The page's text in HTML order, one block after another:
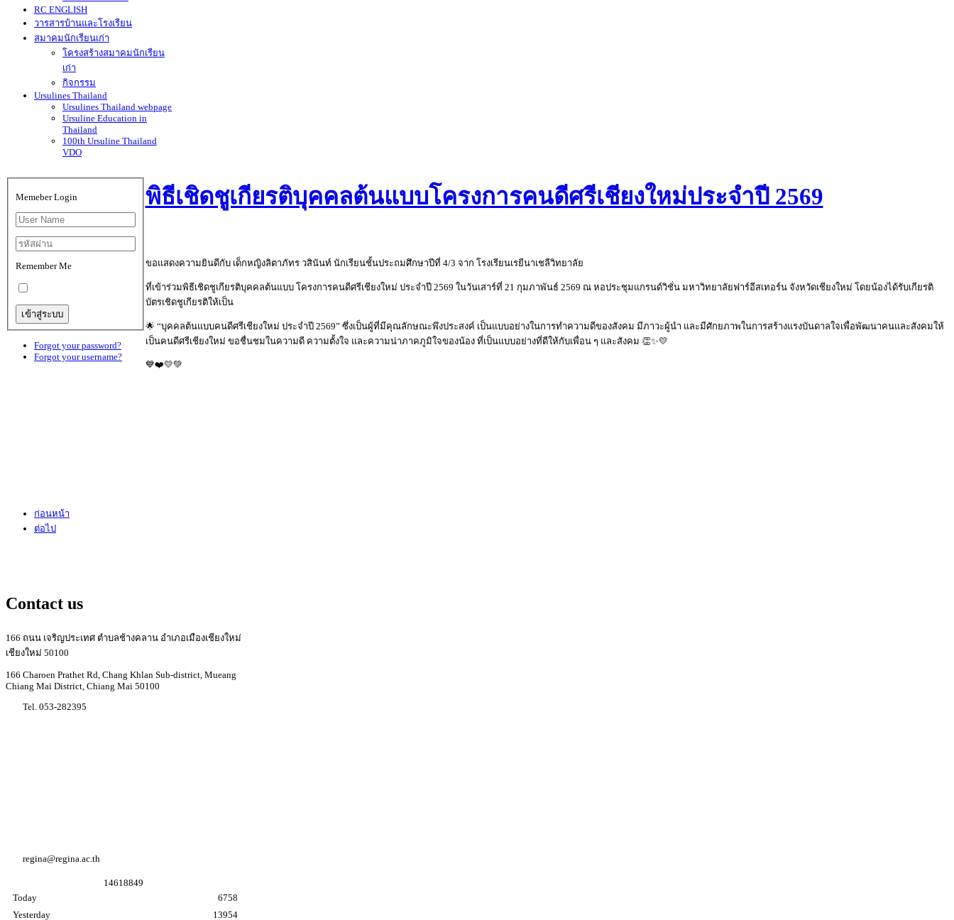
RC ENGLISH
วารสารบ้านและโรงเรียน
สมาคมนักเรียนเก่า
โครงสร้างสมาคมนักเรียน
เก่า
กิจกรรม
Ursulines Thailand
Ursulines Thailand webpage
Ursuline Education in
Thailand
100th Ursuline Thailand
VDO
Memeber Login
Remember Me
Forgot your password?
Forgot your username?
พิธีเชิดชูเกียรติบุคคลต้นแบบโครงการคนดีศรีเชียงใหม่ประจำปี 2569
ขอแสดงความยินดีกับ เด็กหญิงลิตาภัทร วสินันท์ นักเรียนชั้นประถมศึกษาปีที่ 4/3 จาก โรงเรียนเรยีนาเชลีวิทยาลัย
ที่เข้าร่วมพิธีเชิดชูเกียรติบุคคลต้นแบบ โครงการคนดีศรีเชียงใหม่ ประจำปี 2569 ในวันเสาร์ที่ 21 กุมภาพันธ์ 2569 ณ หอประชุมแกรนด์วิชั่น มหาวิทยาลัยฟาร์อีสเทอร์น จังหวัดเชียงใหม่ โดยน้องได้รับเกียรติ
บัตรเชิดชูเกียรติให้เป็น
🌟 “บุคคลต้นแบบคนดีศรีเชียงใหม่ ประจำปี 2569” ซึ่งเป็นผู้ที่มีคุณลักษณะพึงประสงค์ เป็นแบบอย่างในการทำความดีของสังคม มีภาวะผู้นำ และมีศักยภาพในการสร้างแรงบันดาลใจเพื่อพัฒนาคนและสังคมให้
เป็นคนดีศรีเชียงใหม่ ขอชื่นชมในความดี ความตั้งใจ และความน่าภาคภูมิใจของน้อง ที่เป็นแบบอย่างที่ดีให้กับเพื่อน ๆ และสังคม 👏✨💛
💙❤️💛💚
ก่อนหน้า
ต่อไป
Contact us
166 ถนน เจริญประเทศ ตำบลช้างคลาน อำเภอเมืองเชียงใหม่
เชียงใหม่ 50100
166 Charoen Prathet Rd, Chang Khlan Sub-district, Mueang
Chiang Mai District, Chiang Mai 50100
Tel. 053-282395
regina@regina.ac.th
1 461 8849
Today
Yesterday
6758
13954